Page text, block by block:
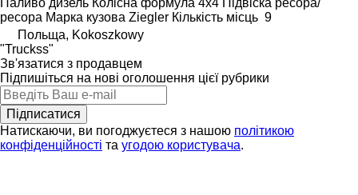
ресора Марка кузова Ziegler Кількість місць 9
Польща, Kokoszkowy
"Truckss"
Зв'язатися з продавцем
Підпишіться на нові оголошення цієї рубрики
Підписатися
Натискаючи, ви погоджуєтеся з нашою політикою
конфіденційності та угодою користувача.